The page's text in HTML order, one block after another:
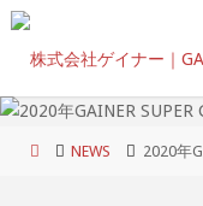
コ
ン
ホ
NEWS 2020年